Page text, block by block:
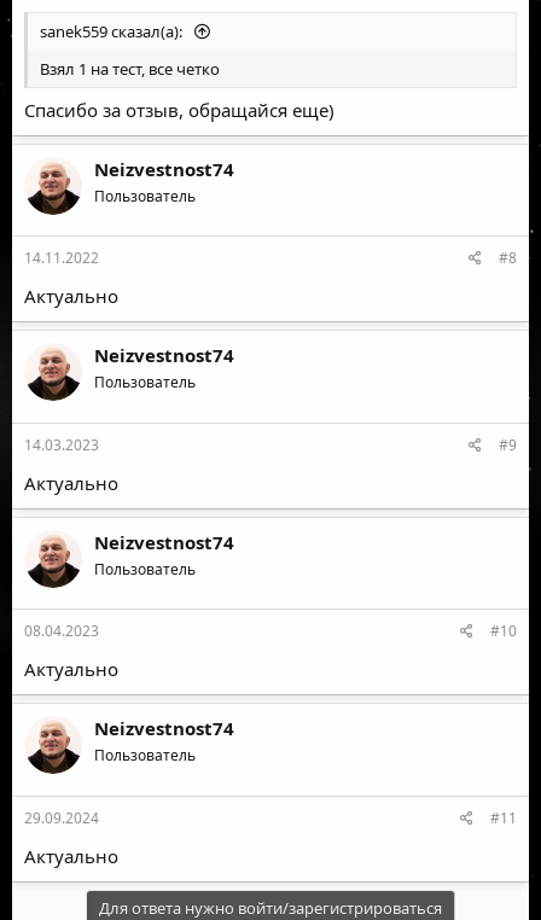
sanek559 сказал(а):
Взял 1 на тест, все четко
Спасибо за отзыв, обращайся еще)
Neizvestnost74
Пользователь
14.11.2022 #8
Актуально
Neizvestnost74
Пользователь
14.03.2023 #9
Актуально
Neizvestnost74
Пользователь
08.04.2023 #10
Актуально
Neizvestnost74
Пользователь
29.09.2024 #11
Актуально
Для ответа нужно войти/зарегистрироваться